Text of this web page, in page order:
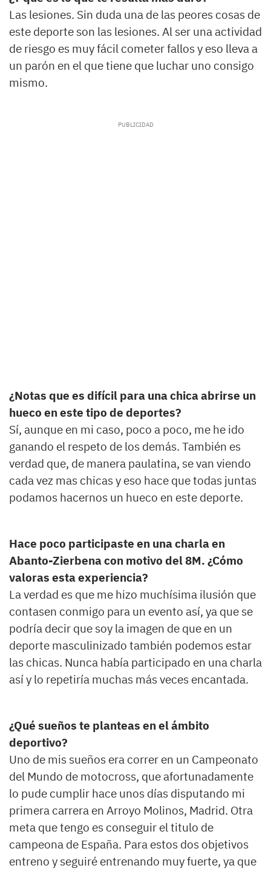
Las lesiones. Sin duda una de las peores cosas de
este deporte son las lesiones. Al ser una actividad
de riesgo es muy fácil cometer fallos y eso lleva a
un parón en el que tiene que luchar uno consigo
mismo.
¿Notas que es difícil para una chica abrirse un
hueco en este tipo de deportes?
Sí, aunque en mi caso, poco a poco, me he ido
ganando el respeto de los demás. También es
verdad que, de manera paulatina, se van viendo
cada vez mas chicas y eso hace que todas juntas
podamos hacernos un hueco en este deporte.
Hace poco participaste en una charla en
Abanto-Zierbena con motivo del 8M. ¿Cómo
valoras esta experiencia?
La verdad es que me hizo muchísima ilusión que
contasen conmigo para un evento así, ya que se
podría decir que soy la imagen de que en un
deporte masculinizado también podemos estar
las chicas. Nunca había participado en una charla
así y lo repetiría muchas más veces encantada.
¿Qué sueños te planteas en el ámbito
deportivo?
Uno de mis sueños era correr en un Campeonato
del Mundo de motocross, que afortunadamente
lo pude cumplir hace unos días disputando mi
primera carrera en Arroyo Molinos, Madrid. Otra
meta que tengo es conseguir el titulo de
campeona de España. Para estos dos objetivos
entreno y seguiré entrenando muy fuerte, ya que